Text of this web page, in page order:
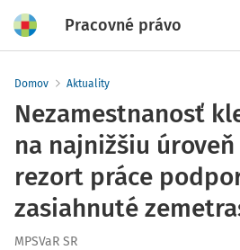
Pracovné právo
Domov Aktuality
Nezamestnanosť
na najnižšiu
rezort práce
zasiahnuté
MPSVaR SR